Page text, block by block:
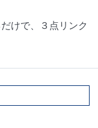
けで、３点リンク